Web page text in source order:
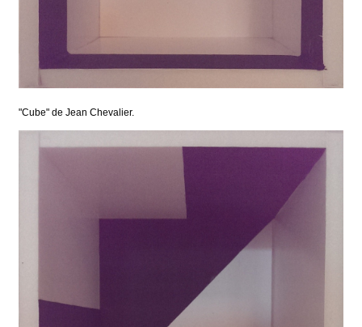
"Cube" de Jean Chevalier.